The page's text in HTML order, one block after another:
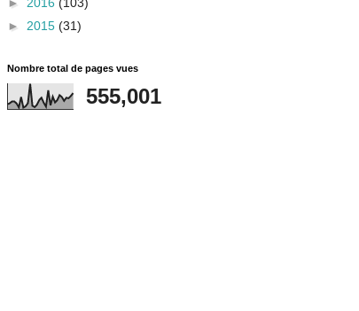
► 2015 (31)
Nombre total de pages vues
555,001